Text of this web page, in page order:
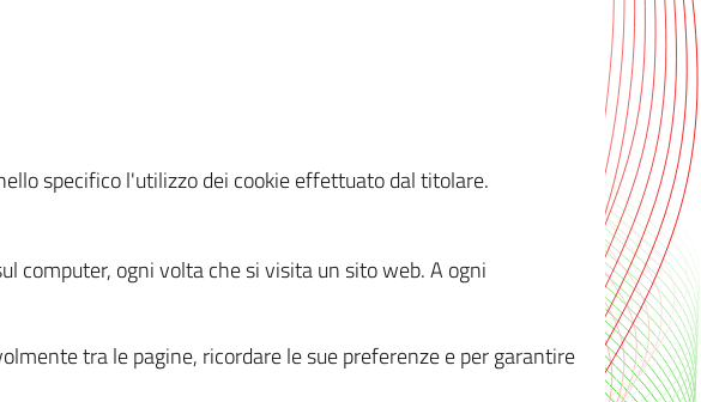
specifico l'utilizzo dei cookie effettuato dal titolare.
computer, ogni volta che si visita un sito web. A ogni
tra le pagine, ricordare le sue preferenze e per garantire